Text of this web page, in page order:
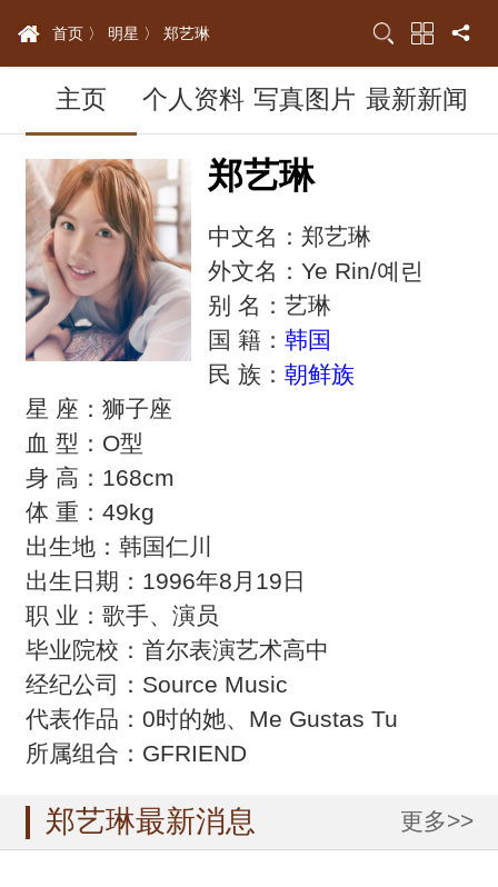
首页 〉 明星 〉 郑艺琳
主页 个人资料 写真图片 最新新闻
郑艺琳
中文名：郑艺琳
外文名：Ye Rin/예린
别 名：艺琳
国 籍：韩国
民 族：朝鲜族
星 座：狮子座
血 型：O型
身 高：168cm
体 重：49kg
出生地：韩国仁川
出生日期：1996年8月19日
职 业：歌手、演员
毕业院校：首尔表演艺术高中
经纪公司：Source Music
代表作品：0时的她、Me Gustas Tu
所属组合：GFRIEND
郑艺琳最新消息 更多>>